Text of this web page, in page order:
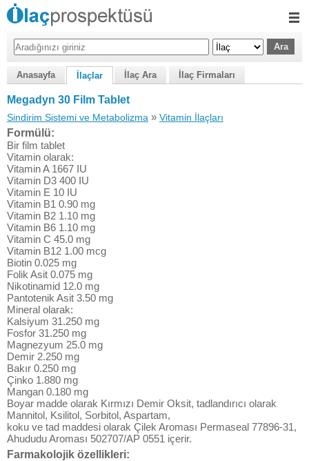
Anasayfa İlaçlar İlaç Ara İlaç Firmaları
Megadyn 30 Film Tablet
Sindirim Sistemi ve Metabolizma » Vitamin İlaçları
Formülü:
Bir film tablet
Vitamin olarak:
Vitamin A 1667 IU
Vitamin D3 400 IU
Vitamin E 10 IU
Vitamin B1 0.90 mg
Vitamin B2 1.10 mg
Vitamin B6 1.10 mg
Vitamin C 45.0 mg
Vitamin B12 1.00 mcg
Biotin 0.025 mg
Folik Asit 0.075 mg
Nikotinamid 12.0 mg
Pantotenik Asit 3.50 mg
Mineral olarak:
Kalsiyum 31.250 mg
Fosfor 31.250 mg
Magnezyum 25.0 mg
Demir 2.250 mg
Bakır 0.250 mg
Çinko 1.880 mg
Mangan 0.180 mg
Boyar madde olarak Kırmızı Demir Oksit, tadlandırıcı olarak
Mannitol, Ksilitol, Sorbitol, Aspartam,
koku ve tad maddesi olarak Çilek Aroması Permaseal 77896-31,
Ahududu Aroması 502707/AP 0551 içerir.
Farmakolojik özellikleri: